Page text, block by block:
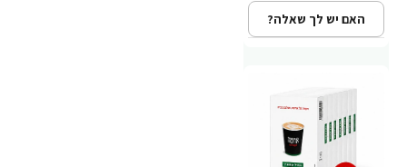
האם יש לך שאלה?